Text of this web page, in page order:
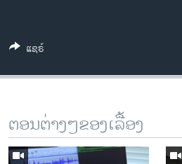
ພາສາຕ່າງໆ
ແຊຣ໌
ຕອນຕ່າງໆຂອງເລື້ອງ